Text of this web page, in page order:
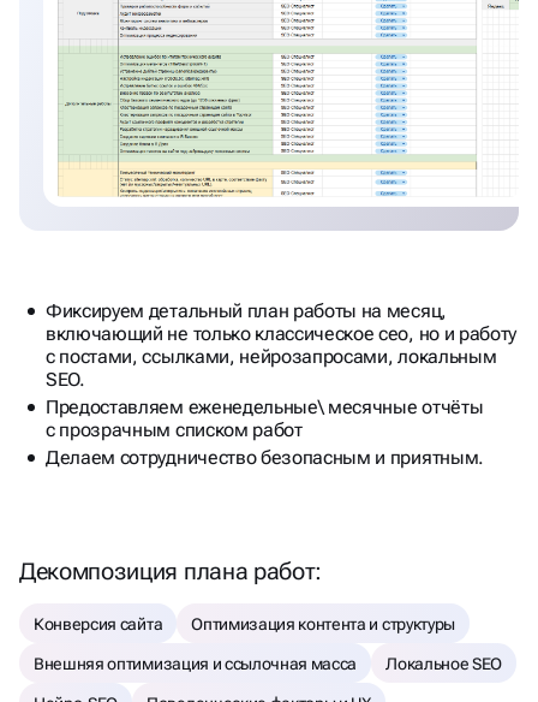
Фиксируем детальный план работы на месяц,
включающий не только классическое сео, но и работу
с постами, ссылками, нейрозапросами, локальным
SEO.
Предоставляем еженедельные\ месячные отчёты
с прозрачным списком работ
Делаем сотрудничество безопасным и приятным.
Декомпозиция плана работ:
Конверсия сайта Оптимизация контента и структуры
Внешняя оптимизация и ссылочная масса Локальное SEO